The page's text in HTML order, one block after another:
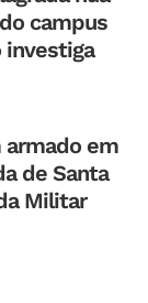
campus
investiga
armado em
de Santa
Militar